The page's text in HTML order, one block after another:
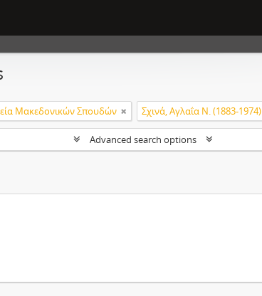
Μακεδονικών Σπουδών Σχινά, Αγλαΐα Ν. (1883-1974)
Advanced search options